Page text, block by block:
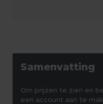
Samenvatting
Om prijzen te zien en
een account aan te